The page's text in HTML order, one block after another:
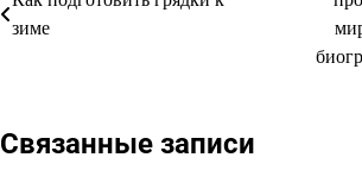
записям
зиме
Связанные записи